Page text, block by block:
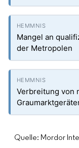
Mangel an
der Metropolen
Verbreitung von
Quelle: Mordor